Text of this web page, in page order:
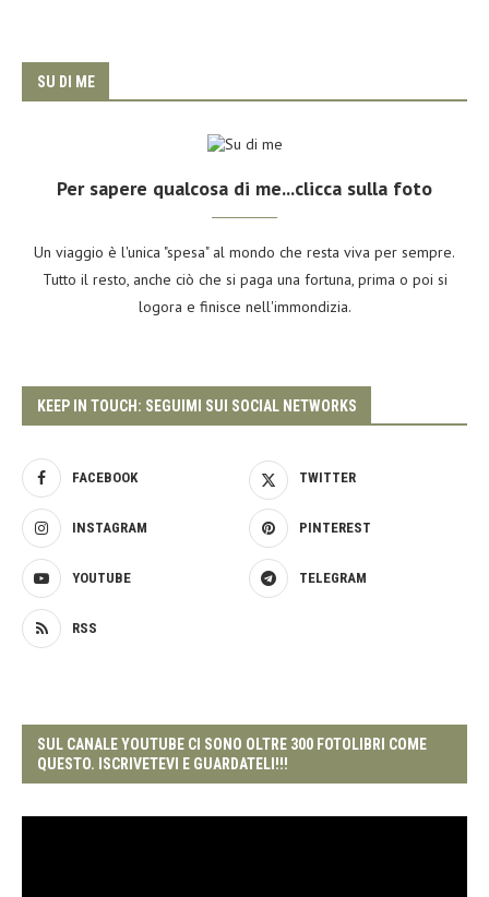
SU DI ME
Per sapere qualcosa di me...clicca sulla foto
Un viaggio è l'unica "spesa" al mondo che resta viva per sempre.
Tutto il resto, anche ciò che si paga una fortuna, prima o poi si
logora e finisce nell'immondizia.
KEEP IN TOUCH: SEGUIMI SUI SOCIAL NETWORKS
FACEBOOK TWITTER
INSTAGRAM PINTEREST
YOUTUBE TELEGRAM
RSS
SUL CANALE YOUTUBE CI SONO OLTRE 300 FOTOLIBRI COME
QUESTO. ISCRIVETEVI E GUARDATELI!!!